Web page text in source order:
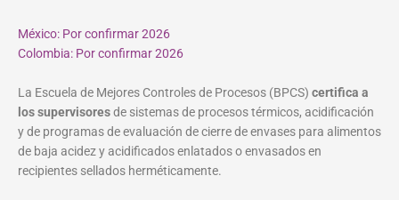
México: Por confirmar 2026
Colombia: Por confirmar 2026
La Escuela de Mejores Controles de Procesos (BPCS) certifica a
los supervisoresde sistemas de procesos térmicos, acidificación
y de programas de evaluación de cierre de envases para alimentos
de baja acidez y acidificados enlatados o envasados en
recipientes sellados herméticamente.